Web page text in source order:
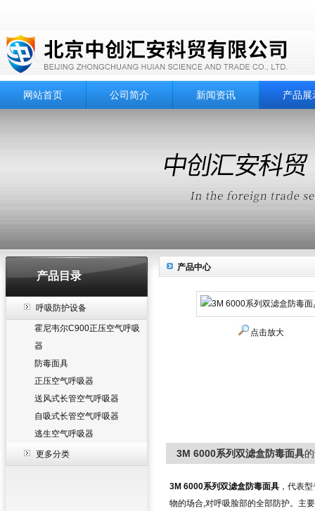
网站首页 公司简介 新闻资讯 产品展
产品目录
呼吸防护设备
霍尼韦尔C900正压空气呼吸
器
防毒面具
正压空气呼吸器
送风式长管空气呼吸器
自吸式长管空气呼吸器
逃生空气呼吸器
更多分类
产品中心
点击放大
3M 6000系列双滤盒防毒面具
3M 6000系列双滤盒防毒面具 ，代表
物的场合,对呼吸脸部的全部防护。主